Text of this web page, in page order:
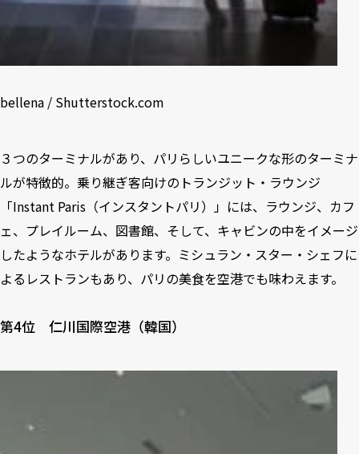
bellena / Shutterstock.com
３つのターミナルがあり、パリらしいユニークな形のターミナ
ルが特徴的。乗り継ぎ客向けのトランジット・ラウンジ
「Instant Paris（インスタントパリ）」には、ラウンジ、カフ
ェ、プレイルーム、図書館、そして、キャビンの中をイメージ
したようなホテルがあります。ミシュラン・スター・シェフに
よるレストランもあり、パリの美食を空港でも味わえます。
第4位 仁川国際空港（韓国）